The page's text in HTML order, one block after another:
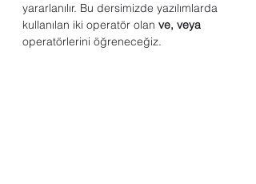
yararlanılır. Bu dersimizde yazılımlarda
kullanılan iki operatör olan ve, veya
operatörlerini öğreneceğiz.